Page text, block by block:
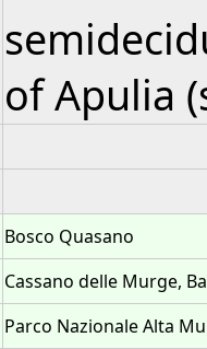
of Apulia
Bosco Quasano
Cassano delle Murge,
Parco Nazionale Alta